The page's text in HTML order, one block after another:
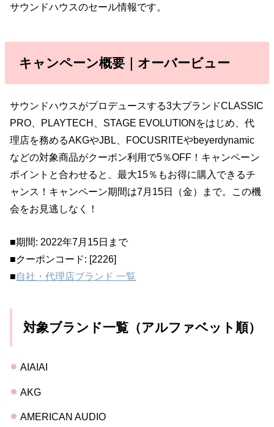
サウンドハウスのセール情報です。
キャンペーン概要｜オーバービュー
サウンドハウスがプロデュースする3大ブランドCLASSIC
PRO、PLAYTECH、STAGE EVOLUTIONをはじめ、代
理店を務めるAKGやJBL、FOCUSRITEやbeyerdynamic
などの対象商品がクーポン利用で5％OFF！キャンペーン
ポイントと合わせると、最大15％もお得に購入できるチ
ャンス！キャンペーン期間は7月15日（金）まで。この機
会をお見逃しなく！
■期間: 2022年7月15日まで
■クーポンコード: [2226]
■自社・代理店ブランド 一覧
対象ブランド一覧（アルファベット順）
AIAIAI
AKG
AMERICAN AUDIO